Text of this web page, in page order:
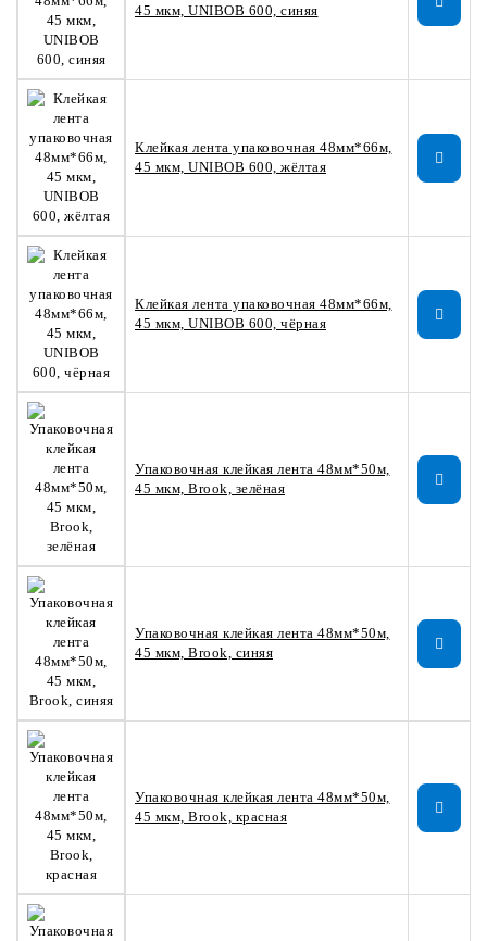
45 мкм, UNIBOB 600, синяя
Клейкая лента упаковочная 48мм*66м,
45 мкм, UNIBOB 600, жёлтая
Клейкая лента упаковочная 48мм*66м,
45 мкм, UNIBOB 600, чёрная
Упаковочная клейкая лента 48мм*50м,
45 мкм, Brook, зелёная
Упаковочная клейкая лента 48мм*50м,
45 мкм, Brook, синяя
Упаковочная клейкая лента 48мм*50м,
45 мкм, Brook, красная